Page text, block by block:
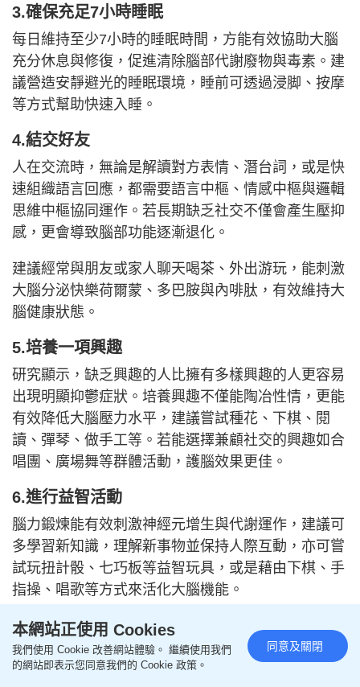
3.確保充足7小時睡眠
每日維持至少7小時的睡眠時間，方能有效協助大腦
充分休息與修復，促進清除腦部代謝廢物與毒素。建
議營造安靜避光的睡眠環境，睡前可透過浸脚、按摩
等方式幫助快速入睡。
4.結交好友
人在交流時，無論是解讀對方表情、潛台詞，或是快
速組織語言回應，都需要語言中樞、情感中樞與邏輯
思維中樞協同運作。若長期缺乏社交不僅會產生壓抑
感，更會導致腦部功能逐漸退化。
建議經常與朋友或家人聊天喝茶、外出游玩，能刺激
大腦分泌快樂荷爾蒙、多巴胺與內啡肽，有效維持大
腦健康狀態。
5.培養一項興趣
研究顯示，缺乏興趣的人比擁有多樣興趣的人更容易
出現明顯抑鬱症狀。培養興趣不僅能陶冶性情，更能
有效降低大腦壓力水平，建議嘗試種花、下棋、閱
讀、彈琴、做手工等。若能選擇兼顧社交的興趣如合
唱團、廣場舞等群體活動，護腦效果更佳。
6.進行益智活動
腦力鍛煉能有效刺激神經元增生與代謝運作，建議可
多學習新知識，理解新事物並保持人際互動，亦可嘗
試玩扭計骰、七巧板等益智玩具，或是藉由下棋、手
指操、唱歌等方式來活化大腦機能。
資料來源：《生命時報》、
醫管局
本網站正使用 Cookies
我們使用 Cookie 改善網站體驗。 繼續使用我們
的網站即表示您同意我們的 Cookie 政策。
同意及關閉